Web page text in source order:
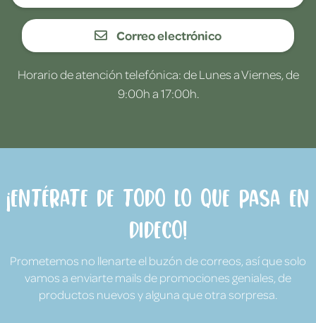
Correo electrónico
Horario de atención telefónica: de Lunes a Viernes, de
9:00h a 17:00h.
¡Entérate de todo lo que pasa en
Dideco!
Prometemos no llenarte el buzón de correos, así que solo
vamos a enviarte mails de promociones geniales, de
productos nuevos y alguna que otra sorpresa.